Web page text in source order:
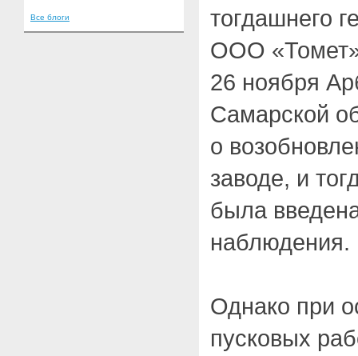
Все блоги
тогдашнего
ООО
26 ноября
Самарской
о
заводе, и
была
наблюдения.
Однако при
пусковых